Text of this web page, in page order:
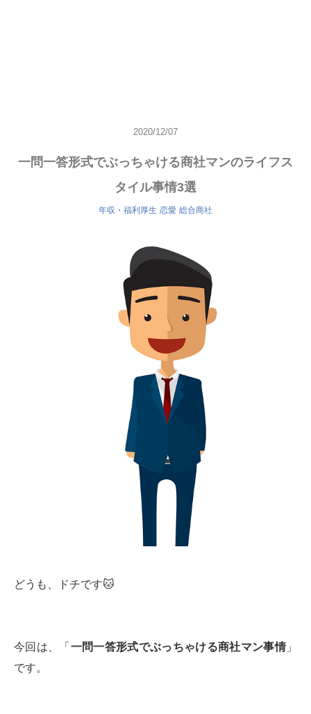
2020/12/07
一問一答形式でぶっちゃける商社マンのライフス
タイル事情3選
年収・福利厚生 恋愛 総合商社
どうも、ドチです🐱
今回は、「 一問一答形式でぶっちゃける商社マン事情」
です。